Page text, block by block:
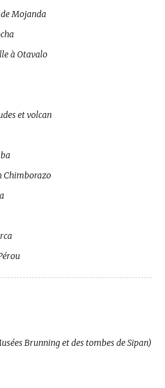
Mojanda
à Otavalo
et volcan
Chimborazo
Brunning et des tombes de Sipan)